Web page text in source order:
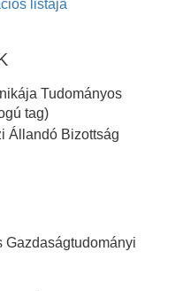
listája
Tudományos
tag)
Állandó Bizottság
Gazdaságtudományi